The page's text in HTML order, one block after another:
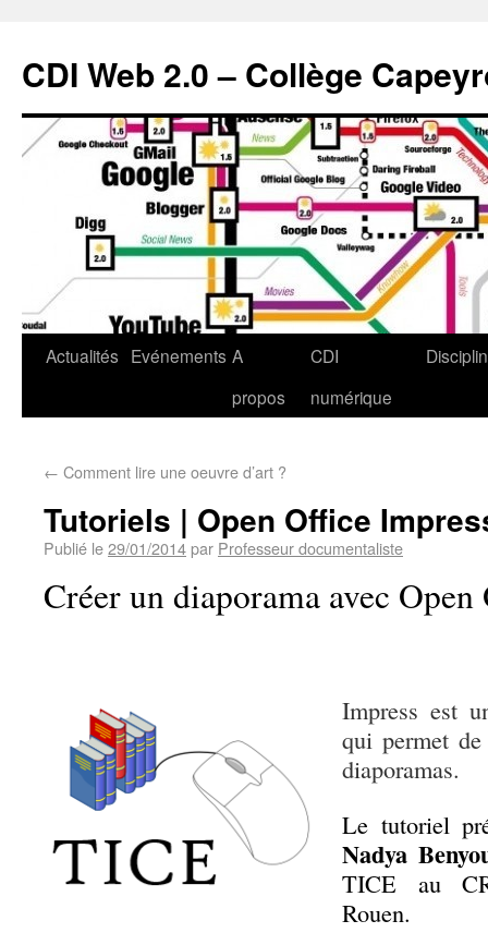
CDI Web 2.0 – Collège
Actualités Evénements A
propos
CDI
numérique
← Comment lire une oeuvre d’art ?
Tutoriels | Open Office
Publié le29/01/2014par Professeur documentaliste
Créer un diaporama avec
Impress est
qui permet
diaporamas.
Le tutoriel
Nadya
TICE au
Rouen.